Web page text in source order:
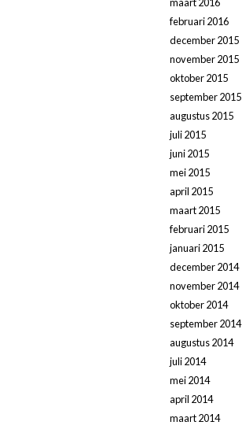
februari 2016
december 2015
november 2015
oktober 2015
september 2015
augustus 2015
juli 2015
juni 2015
mei 2015
april 2015
maart 2015
februari 2015
januari 2015
december 2014
november 2014
oktober 2014
september 2014
augustus 2014
juli 2014
mei 2014
april 2014
maart 2014